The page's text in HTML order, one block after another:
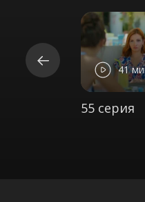
41
55 серия